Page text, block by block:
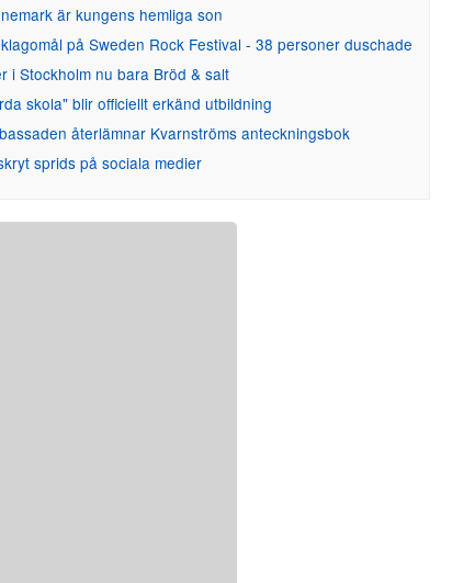
är kungens hemliga son
på Sweden Rock Festival - 38 personer duschade
i Stockholm nu bara Bröd & salt
skola" blir officiellt erkänd utbildning
återlämnar Kvarnströms anteckningsbok
sprids på sociala medier